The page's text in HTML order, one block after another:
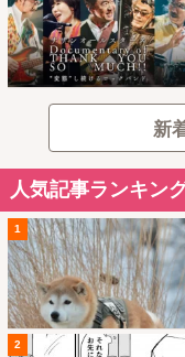
新
人気記事ランキン
1
2